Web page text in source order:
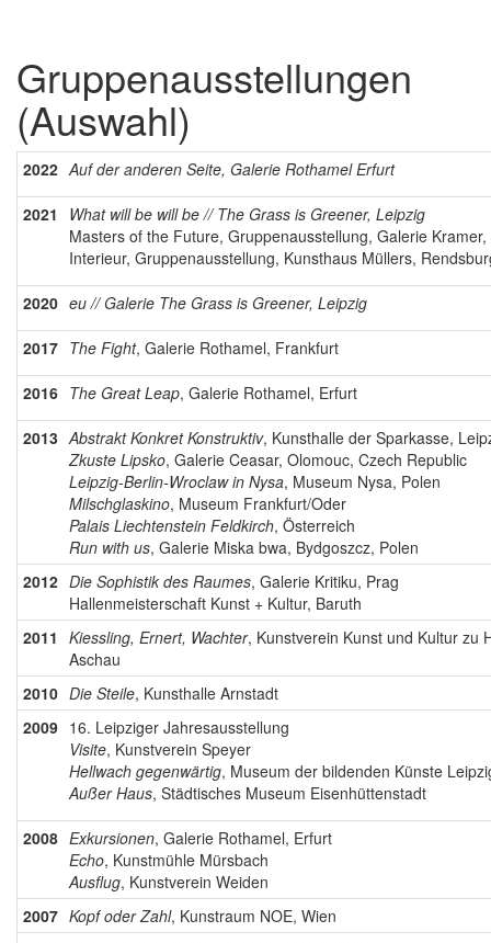
Gruppenausstellungen
(Auswahl)
2022 Auf der anderen Seite, Galerie Rothamel Erfurt
2021
What will be will be // The Grass is Greener, Leipzig
Masters of the Future, Gruppenausstellung, Galerie
Interieur, Gruppenausstellung, Kunsthaus Müllers,
2020 eu // Galerie The Grass is Greener, Leipzig
2017 The Fight, Galerie Rothamel, Frankfurt
2016 The Great Leap, Galerie Rothamel, Erfurt
2013 Abstrakt Konkret Konstruktiv, Kunsthalle der Sparkasse,
Zkuste Lipsko, Galerie Ceasar, Olomouc, Czech Republic
Leipzig-Berlin-Wroclaw in Nysa, Museum Nysa, Polen
Milschglaskino, Museum Frankfurt/Oder
Palais Liechtenstein Feldkirch, Österreich
Run with us, Galerie Miska bwa, Bydgoszcz, Polen
2012 Die Sophistik des Raumes, Galerie Kritiku, Prag
Hallenmeisterschaft Kunst + Kultur, Baruth
2011 Kiessling, Ernert, Wachter, Kunstverein Kunst und Kultur zu
Aschau
2010 Die Steile, Kunsthalle Arnstadt
2009 16. Leipziger Jahresausstellung
Visite, Kunstverein Speyer
Hellwach gegenwärtig, Museum der bildenden Künste
Außer Haus, Städtisches Museum Eisenhüttenstadt
2008 Exkursionen, Galerie Rothamel, Erfurt
Echo, Kunstmühle Mürsbach
Ausflug, Kunstverein Weiden
2007 Kopf oder Zahl, Kunstraum NOE, Wien